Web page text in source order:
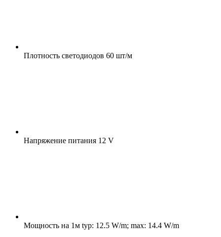
Плотность светодиодов 60 шт/м
Напряжение питания 12 V
Мощность на 1м typ: 12.5 W/m; max: 14.4 W/m